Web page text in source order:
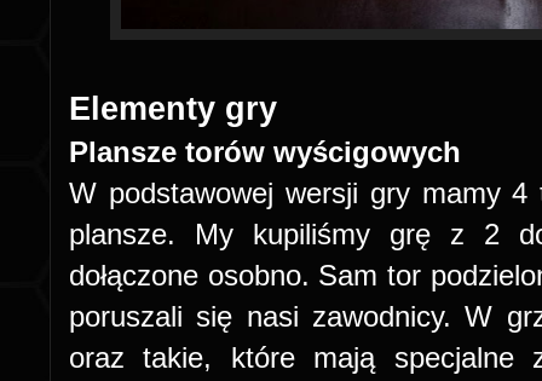
Elementy gry
Plansze torów wyścigowych
W podstawowej wersji gry mamy
plansze. My kupiliśmy grę z 2
dołączone osobno. Sam tor
poruszali się nasi zawodnicy. W
oraz takie, które mają specjalne